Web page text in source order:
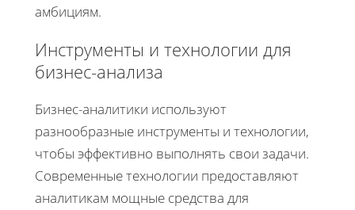
амбициям.
Инструменты и технологии для
бизнес-анализа
Бизнес-аналитики используют
разнообразные инструменты и технологии,
чтобы эффективно выполнять свои задачи.
Современные технологии предоставляют
аналитикам мощные средства для